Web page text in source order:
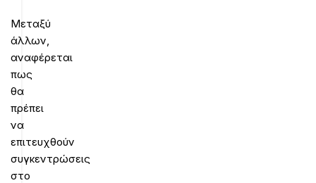
Μεταξύ
άλλων,
αναφέρεται
πως
θα
πρέπει
να
επιτευχθούν
συγκεντρώσεις
στο